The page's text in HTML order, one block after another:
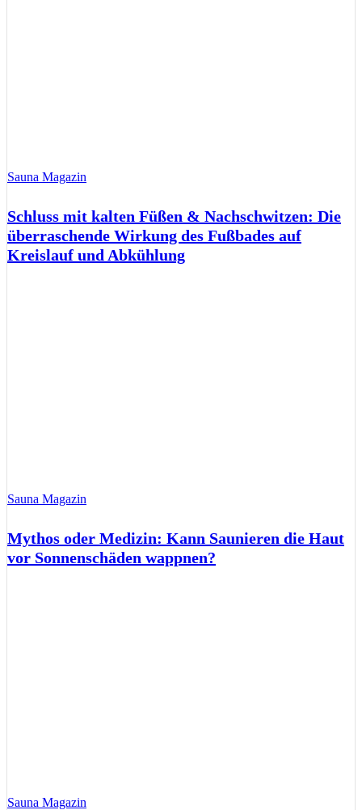
Sauna Magazin
Schluss mit kalten Füßen & Nachschwitzen: Die
überraschende Wirkung des Fußbades auf
Kreislauf und Abkühlung
Sauna Magazin
Mythos oder Medizin: Kann Saunieren die Haut
vor Sonnenschäden wappnen?
Sauna Magazin